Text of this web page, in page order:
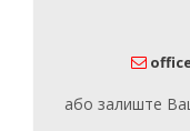
або залиште